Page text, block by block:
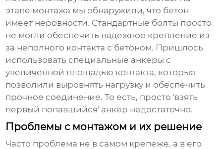
этапе монтажа мы обнаружили, что бетон
имеет неровности. Стандартные болты просто
не могли обеспечить надежное крепление из-
за неполного контакта с бетоном. Пришлось
использовать специальные анкеры с
увеличенной площадью контакта, которые
позволили выровнять нагрузку и обеспечить
прочное соединение. То есть, просто 'взять
первый попавшийся' анкер недостаточно.
Проблемы с монтажом и их решение
Часто проблема не в самом крепеже, а в его